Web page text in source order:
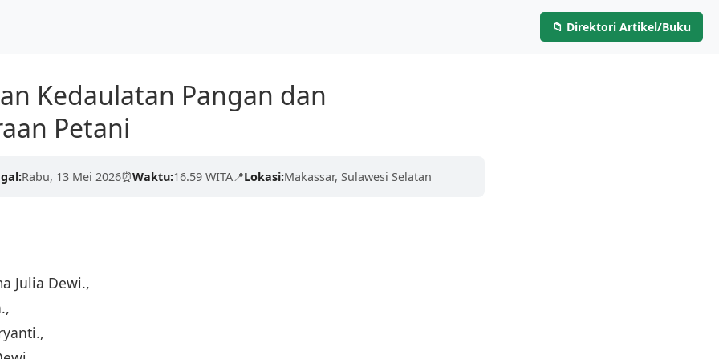
Hubungi Kami
tinggi dari para
proses yang cepat,
📁 Direktori Artikel/Buku
Kedaulatan Pangan dan
Petani
Rabu, 13 Mei 2026⏰Waktu:16.59 WITA📍Lokasi:Makassar, Sulawesi Selatan
Julia Dewi.,